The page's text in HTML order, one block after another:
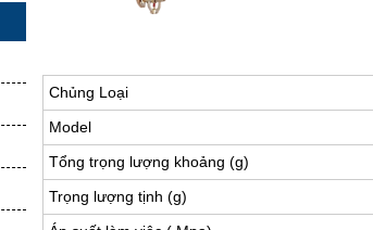
Chủng Loại
Model
Tổng trọng lượng khoảng (g)
Trọng lượng tịnh (g)